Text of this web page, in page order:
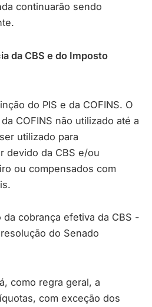
continuarão sendo
da CBS e do Imposto
do PIS e da COFINS. O
COFINS não utilizado até a
utilizado para
devido da CBS e/ou
ou compensados com
cobrança efetiva da CBS -
do Senado
como regra geral, a
com exceção dos